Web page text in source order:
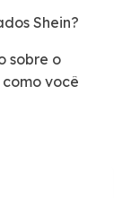
Shein?
sobre o
você